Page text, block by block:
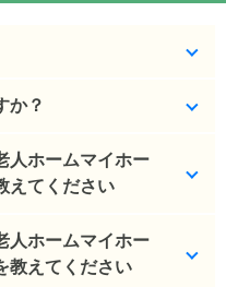
ゃいません。
か？
をご用意しておりま
人ホームマイホー
えてください
ム西阿知を見学した
人ホームマイホー
教えてください